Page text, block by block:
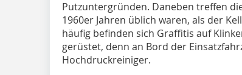
Putzuntergründen. Daneben treffen
1960er Jahren üblich waren, als der
häufig befinden sich Graffitis auf
gerüstet, denn an Bord der
Hochdruckreiniger.